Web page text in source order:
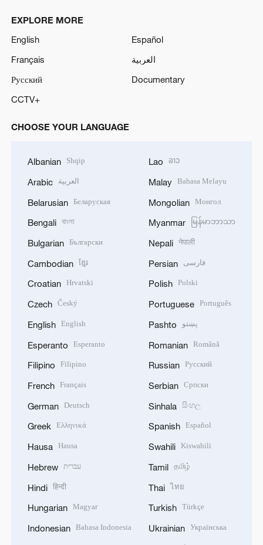
EXPLORE MORE
English
Español
Français
العربية
Русский
Documentary
CCTV+
CHOOSE YOUR LANGUAGE
Albanian Shqip
Arabic العربية
Belarusian Беларуская
Bengali বাংলা
Bulgarian Български
Cambodian ខ្មែរ
Croatian Hrvatski
Czech Český
English English
Esperanto Esperanto
Filipino Filipino
French Français
German Deutsch
Greek Ελληνικά
Hausa Hausa
Hebrew עברית
Hindi हिन्दी
Hungarian Magyar
Indonesian Bahasa Indonesia
Lao ລາວ
Malay Bahasa Melayu
Mongolian Монгол
Myanmar မြန်မာဘာသာ
Nepali नेपाली
Persian فارسی
Polish Polski
Portuguese Português
Pashto پښتو
Romanian Română
Russian Русский
Serbian Српски
Sinhala සිංහල
Spanish Español
Swahili Kiswahili
Tamil தமிழ்
Thai ไทย
Turkish Türkçe
Ukrainian Українська